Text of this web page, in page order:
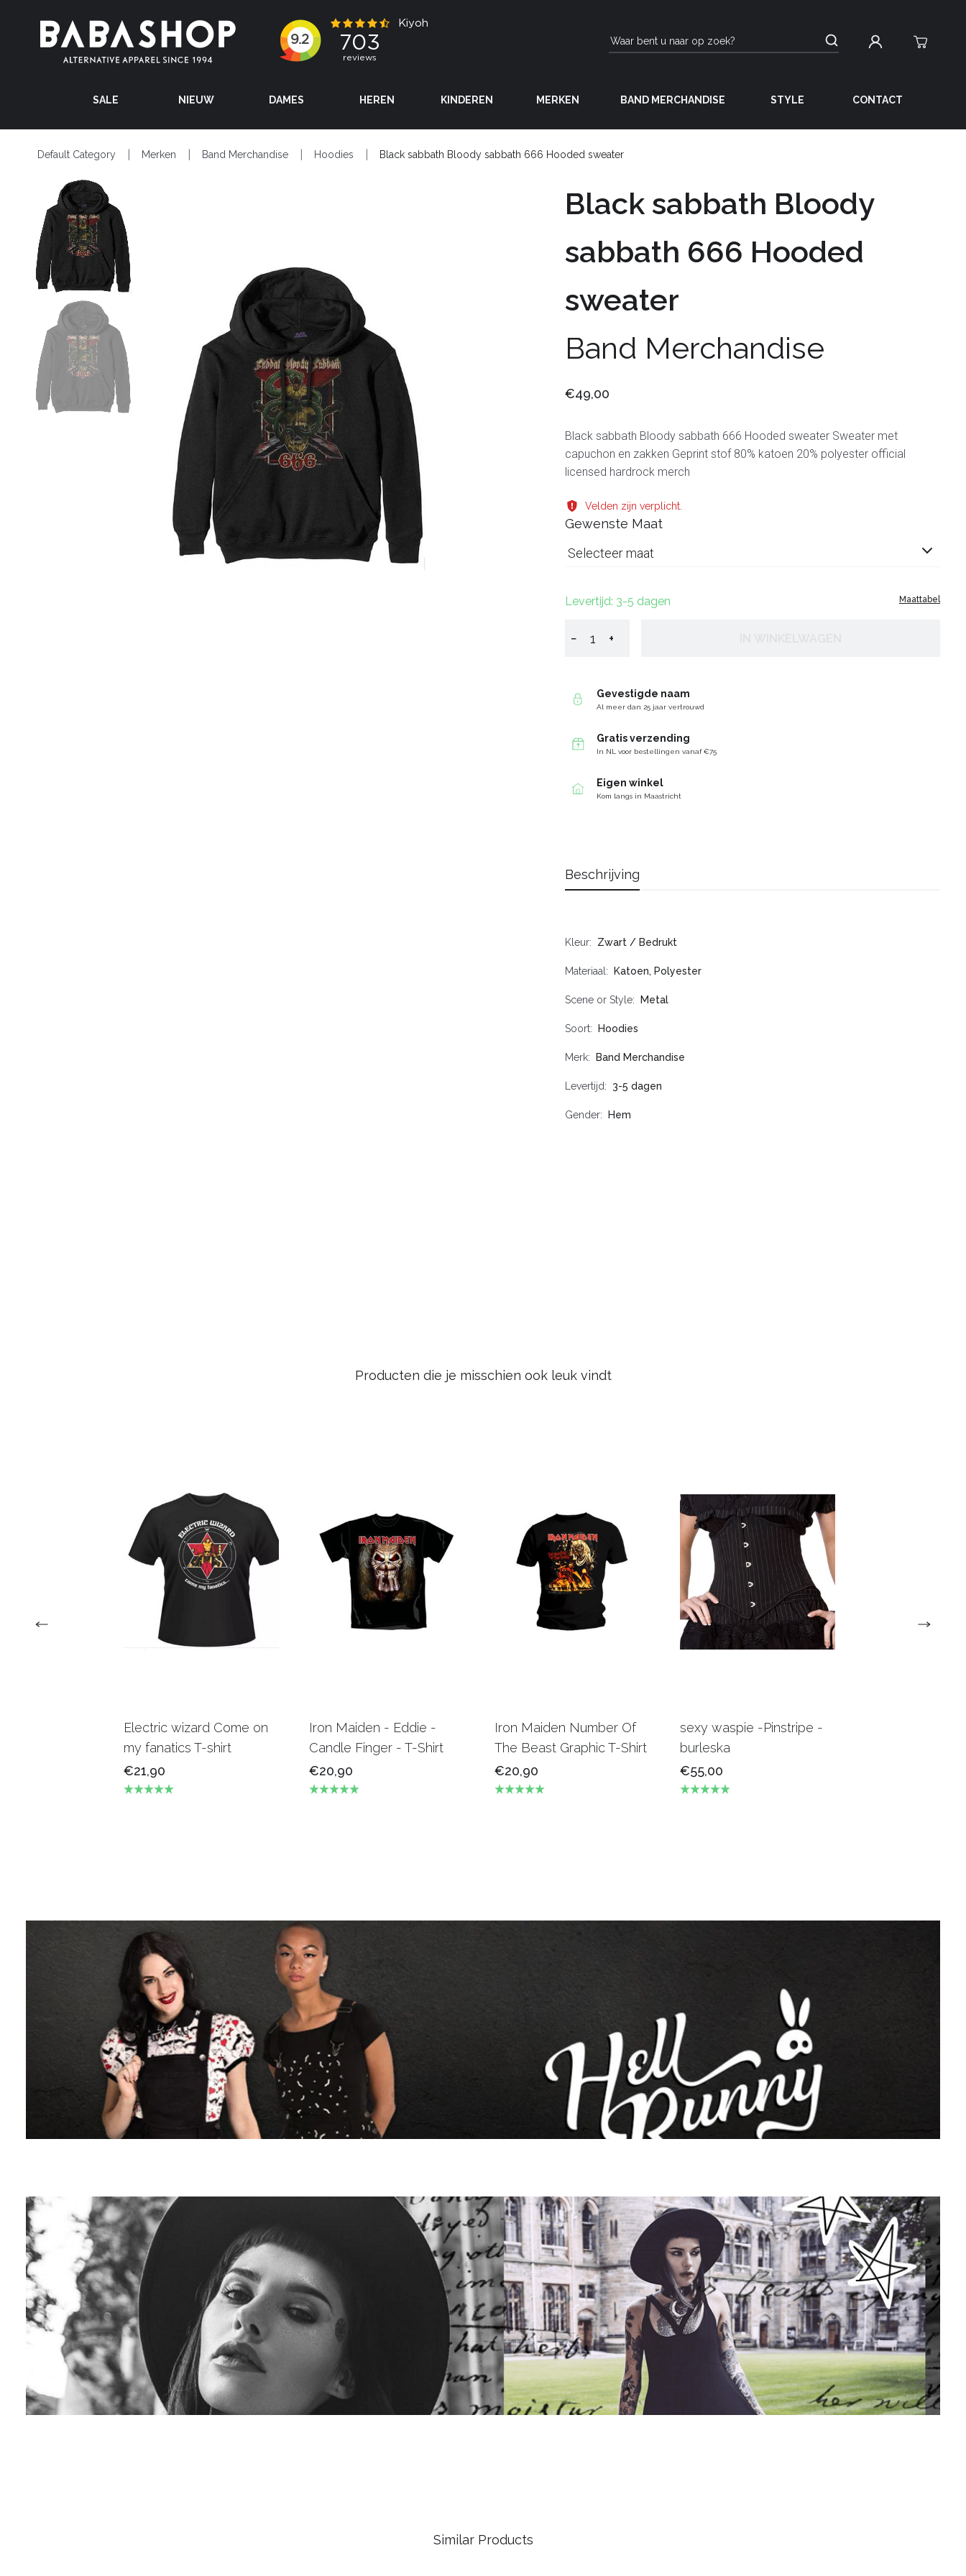
SALE NIEUW DAMES HEREN KINDEREN MERKEN BAND MERCHANDISE STYLE CONTACT
Default Category Merken Band Merchandise Hoodies Black sabbath Bloody sabbath 666 Hooded sweater
Black sabbath Bloody
sabbath 666 Hooded
sweater
Band Merchandise
€49,00
Black sabbath Bloody sabbath 666 Hooded sweater Sweater met
capuchon en zakken Geprint stof 80% katoen 20% polyester official
licensed hardrock merch
Velden zijn verplicht.
Gewenste Maat
Selecteer maat
Maattabel
Levertijd: 3-5 dagen
− +
Gevestigde naam
Al meer dan 25 jaar vertrouwd
Gratis verzending
In NL voor bestellingen vanaf €75
Eigen winkel
Kom langs in Maastricht
Beschrijving
Kleur Zwart / Bedrukt
Materiaal Katoen, Polyester
Scene or Style Metal
Soort Hoodies
Merk Band Merchandise
Levertijd 3-5 dagen
Gender Hem
Producten die je misschien ook leuk vindt
Electric wizard Come on
my fanatics T-shirt
€21,90
Iron Maiden - Eddie -
Candle Finger - T-Shirt
€20,90
Iron Maiden Number Of
The Beast Graphic T-Shirt
€20,90
sexy waspie -Pinstripe -
burleska
€55,00
Similar Products